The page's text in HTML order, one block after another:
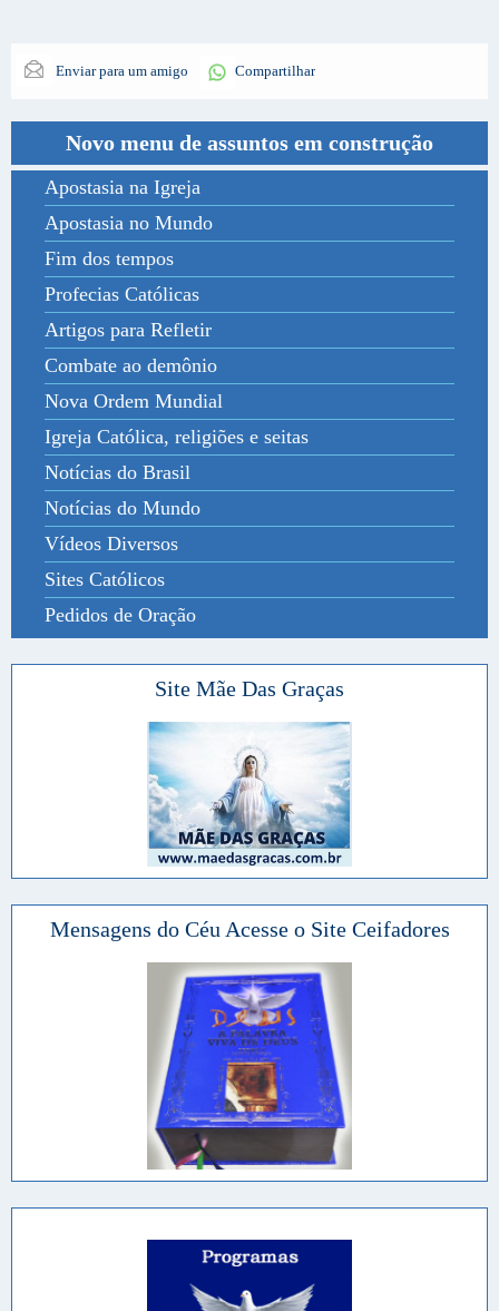
Enviar para um amigo Compartilhar
Novo menu de assuntos em construção
Apostasia na Igreja
Apostasia no Mundo
Fim dos tempos
Profecias Católicas
Artigos para Refletir
Combate ao demônio
Nova Ordem Mundial
Igreja Católica, religiões e seitas
Notícias do Brasil
Notícias do Mundo
Vídeos Diversos
Sites Católicos
Pedidos de Oração
Site Mãe Das Graças
Mensagens do Céu Acesse o Site Ceifadores